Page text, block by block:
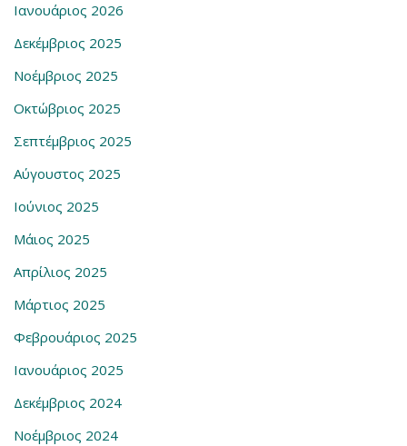
Ιανουάριος 2026
Δεκέμβριος 2025
Νοέμβριος 2025
Οκτώβριος 2025
Σεπτέμβριος 2025
Αύγουστος 2025
Ιούνιος 2025
Μάιος 2025
Απρίλιος 2025
Μάρτιος 2025
Φεβρουάριος 2025
Ιανουάριος 2025
Δεκέμβριος 2024
Νοέμβριος 2024